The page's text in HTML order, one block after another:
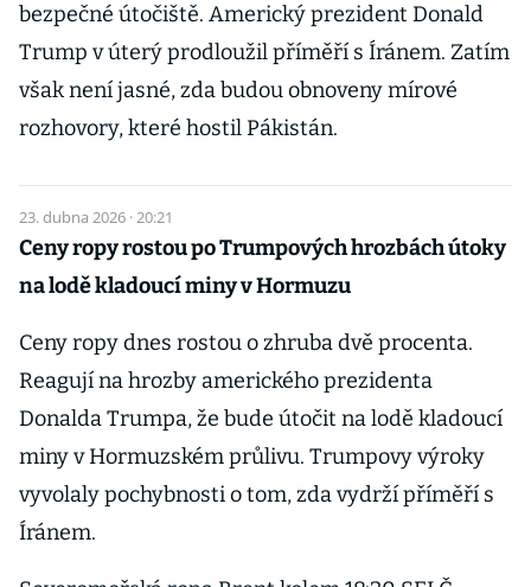
bezpečné útočiště. Americký prezident Donald
Trump v úterý prodloužil příměří s Íránem. Zatím
však není jasné, zda budou obnoveny mírové
rozhovory, které hostil Pákistán.
23. dubna 2026 · 20:21
Ceny ropy rostou po Trumpových hrozbách útoky
na lodě kladoucí miny v Hormuzu
Ceny ropy dnes rostou o zhruba dvě procenta.
Reagují na hrozby amerického prezidenta
Donalda Trumpa, že bude útočit na lodě kladoucí
miny v Hormuzském průlivu. Trumpovy výroky
vyvolaly pochybnosti o tom, zda vydrží příměří s
Íránem.